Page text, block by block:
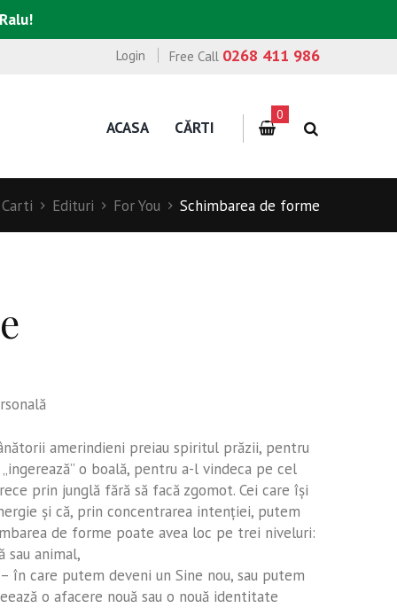
Free Call 0268 411 986
Login
ACASA CĂRTI
0
Carti Edituri For You Schimbarea de forme
amerindieni preiau spiritul prăzii, pentru
o boală, pentru a-l vindeca pe cel
prin junglă fără să facă zgomot. Cei care îşi
şi că, prin concentrarea intenţiei, putem
de forme poate avea loc pe trei niveluri:
animal,
în care putem deveni un Sine nou, sau putem
o afacere nouă sau o nouă identitate